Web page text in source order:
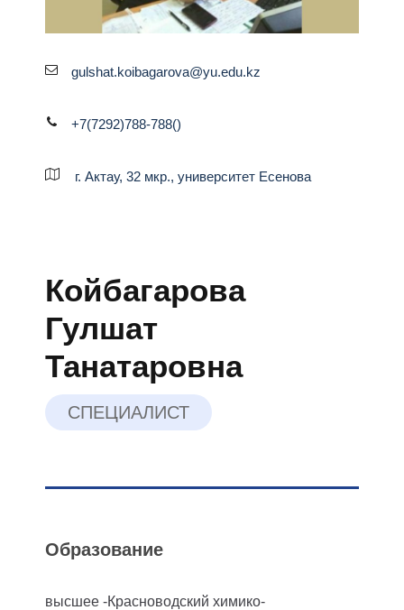
gulshat.koibagarova@yu.edu.kz
+7(7292)788-788()
г. Актау, 32 мкр., университет Есенова
Койбагарова
Гулшат
Танатаровна
СПЕЦИАЛИСТ
Образование
высшее -Красноводский химико-